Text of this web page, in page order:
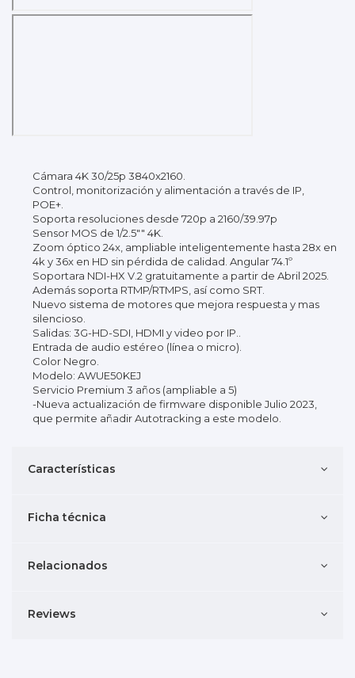
Cámara 4K 30/25p 3840x2160.
Control, monitorización y alimentación a través de IP,
POE+.
Soporta resoluciones desde 720p a 2160/39.97p
Sensor MOS de 1/2.5"" 4K.
Zoom óptico 24x, ampliable inteligentemente hasta 28x en
4k y 36x en HD sin pérdida de calidad. Angular 74.1º
Soportara NDI-HX V.2 gratuitamente a partir de Abril 2025.
Además soporta RTMP/RTMPS, así como SRT.
Nuevo sistema de motores que mejora respuesta y mas
silencioso.
Salidas: 3G-HD-SDI, HDMI y video por IP..
Entrada de audio estéreo (línea o micro).
Color Negro.
Modelo: AWUE50KEJ
Servicio Premium 3 años (ampliable a 5)
-Nueva actualización de firmware disponible Julio 2023,
que permite añadir Autotracking a este modelo.
Características
Ficha técnica
Relacionados
Reviews